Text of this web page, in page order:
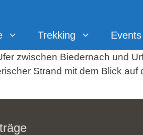
Trekking Events
zwischen Biedernach und
Strand mit dem Blick auf